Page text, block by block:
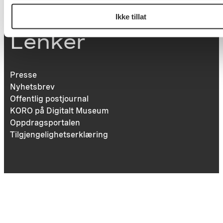
Ikke tillat
Lenker
Presse
Nyhetsbrev
Offentlig postjournal
KORO på Digitalt Museum
Oppdragsportalen
Tilgjengelighetserklæring